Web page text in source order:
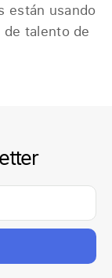
están usando
de talento de